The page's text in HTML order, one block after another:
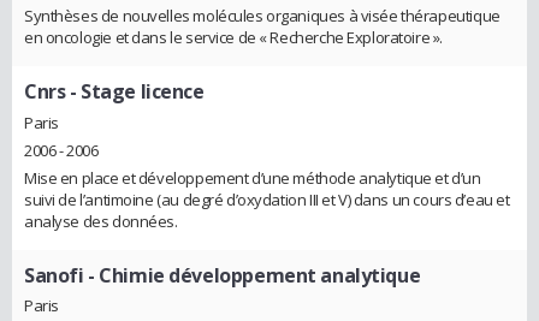
Synthèses de nouvelles molécules organiques à visée thérapeutique
en oncologie et dans le service de « Recherche Exploratoire ».
Cnrs- Stage licence
Paris
2006 - 2006
Mise en place et développement d’une méthode analytique et d’un
suivi de l’antimoine (au degré d’oxydation III et V) dans un cours d’eau et
analyse des données.
Sanofi - Chimie développement analytique
Paris